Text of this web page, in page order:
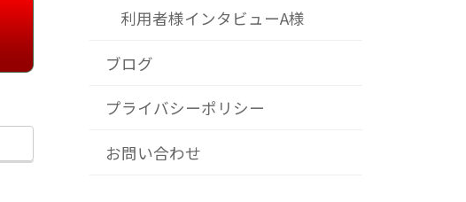
利用者様インタビューA様
ブログ
プライバシーポリシー
お問い合わせ